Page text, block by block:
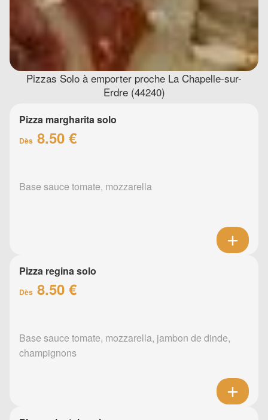
Pizzas Solo à emporter proche La Chapelle-sur-
Erdre (44240)
Pizza margharita solo
Dès 8.50 €
Base sauce tomate, mozzarella
Pizza regina solo
Dès 8.50 €
Base sauce tomate, mozzarella, jambon de dinde,
champignons